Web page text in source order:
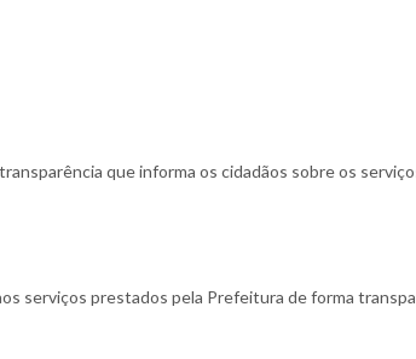
que informa os cidadãos sobre os
serviços prestados pela Prefeitura de forma